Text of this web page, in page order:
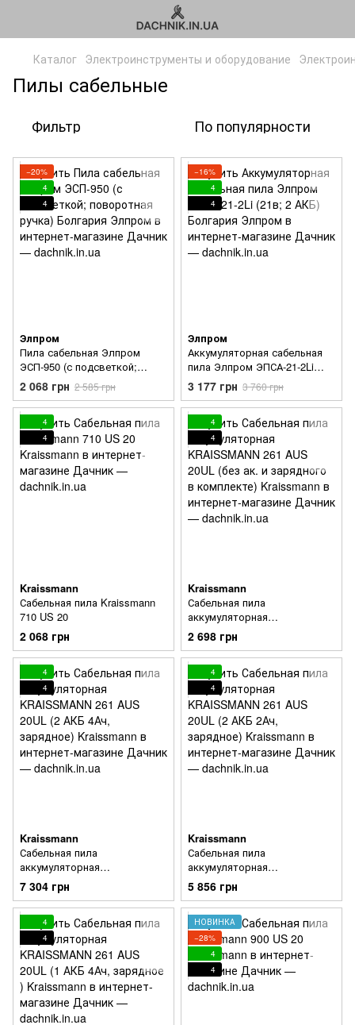
Каталог Электроинструменты и оборудование
Пилы сабельные
Фильтр По популярности
−20%
4
4
Элпром
Пила сабельная Элпром
ЭСП-950 (с подсветкой;
поворотная ручка) Болгария
2 068 грн 2 585 грн
−16%
4
4
Элпром
Аккумуляторная сабельная
пила Элпром ЭПСА-21-2Li
(21в; 2 АКБ) Болгария
3 177 грн 3 760 грн
4
4
Kraissmann
Сабельная пила Kraissmann
710 US 20
2 068 грн
4
4
Kraissmann
Сабельная пила
аккумуляторная
KRAISSMANN 261 AUS 20UL
(без ак. и зарядного в
комплекте)
2 698 грн
4
4
Kraissmann
Сабельная пила
аккумуляторная
KRAISSMANN 261 AUS 20UL
(2 АКБ 4Ач, зарядное)
7 304 грн
4
4
Kraissmann
Сабельная пила
аккумуляторная
KRAISSMANN 261 AUS 20UL
(2 АКБ 2Ач, зарядное)
5 856 грн
4
4
НОВИНКА
−28%
4
4